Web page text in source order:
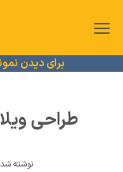
برای دیدن
طراحی
نوشته